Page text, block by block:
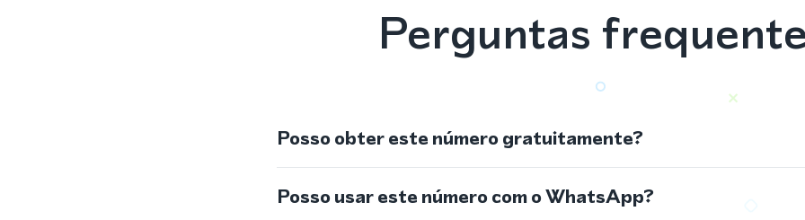
Perguntas
Posso obter este número gratuitamente?
Posso usar este número com o WhatsApp?